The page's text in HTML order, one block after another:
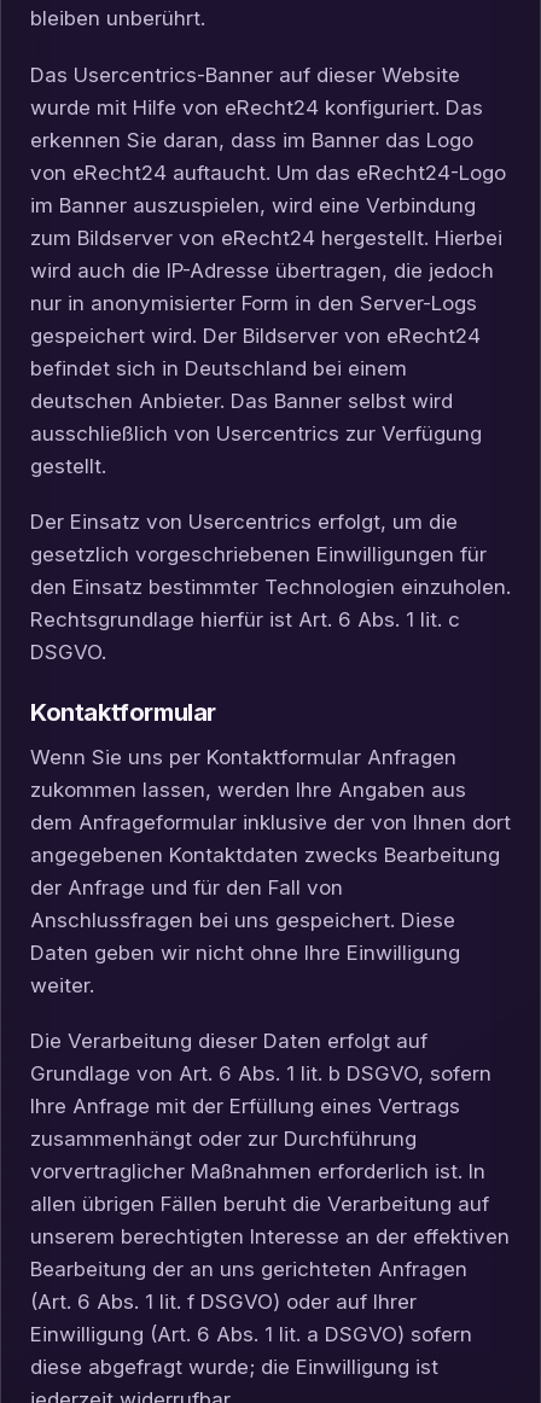
bleiben unberührt.
Das Usercentrics-Banner auf dieser Website
wurde mit Hilfe von eRecht24 konfiguriert. Das
erkennen Sie daran, dass im Banner das Logo
von eRecht24 auftaucht. Um das eRecht24-Logo
im Banner auszuspielen, wird eine Verbindung
zum Bildserver von eRecht24 hergestellt. Hierbei
wird auch die IP-Adresse übertragen, die jedoch
nur in anonymisierter Form in den Server-Logs
gespeichert wird. Der Bildserver von eRecht24
befindet sich in Deutschland bei einem
deutschen Anbieter. Das Banner selbst wird
ausschließlich von Usercentrics zur Verfügung
gestellt.
Der Einsatz von Usercentrics erfolgt, um die
gesetzlich vorgeschriebenen Einwilligungen für
den Einsatz bestimmter Technologien einzuholen.
Rechtsgrundlage hierfür ist Art. 6 Abs. 1 lit. c
DSGVO.
Kontaktformular
Wenn Sie uns per Kontaktformular Anfragen
zukommen lassen, werden Ihre Angaben aus
dem Anfrageformular inklusive der von Ihnen dort
angegebenen Kontaktdaten zwecks Bearbeitung
der Anfrage und für den Fall von
Anschlussfragen bei uns gespeichert. Diese
Daten geben wir nicht ohne Ihre Einwilligung
weiter.
Die Verarbeitung dieser Daten erfolgt auf
Grundlage von Art. 6 Abs. 1 lit. b DSGVO, sofern
Ihre Anfrage mit der Erfüllung eines Vertrags
zusammenhängt oder zur Durchführung
vorvertraglicher Maßnahmen erforderlich ist. In
allen übrigen Fällen beruht die Verarbeitung auf
unserem berechtigten Interesse an der effektiven
Bearbeitung der an uns gerichteten Anfragen
(Art. 6 Abs. 1 lit. f DSGVO) oder auf Ihrer
Einwilligung (Art. 6 Abs. 1 lit. a DSGVO) sofern
diese abgefragt wurde; die Einwilligung ist